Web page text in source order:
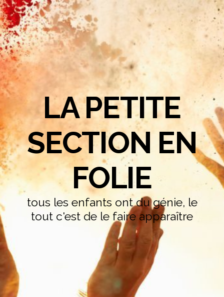
LA PETITE
SECTION EN
FOLIE
tous les enfants ont du génie, le
tout c'est de le faire apparaître